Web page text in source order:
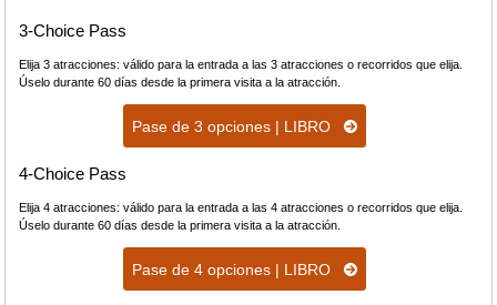
3-Choice Pass
Elija 3 atracciones: válido para la entrada a las 3 atracciones o recorridos que elija.
Úselo durante 60 días desde la primera visita a la atracción.
Pase de 3 opciones | LIBRO
4-Choice Pass
Elija 4 atracciones: válido para la entrada a las 4 atracciones o recorridos que elija.
Úselo durante 60 días desde la primera visita a la atracción.
Pase de 4 opciones | LIBRO